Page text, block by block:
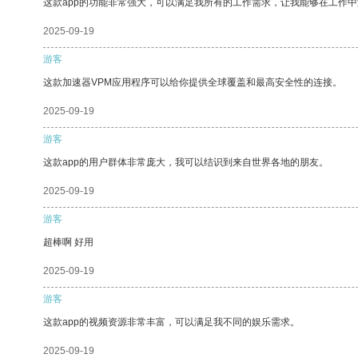
这款app的功能非常强大，可以满足我所有的工作需求，让我能够在工作中
2025-09-19
游客
这款加速器VPM应用程序可以给你提供全球覆盖和最高安全性的连接。
2025-09-19
游客
这款app的用户群体非常庞大，我可以结识到来自世界各地的朋友。
2025-09-19
游客
超棒啊 好用
2025-09-19
游客
这款app的视频资源非常丰富，可以满足我不同的娱乐需求。
2025-09-19